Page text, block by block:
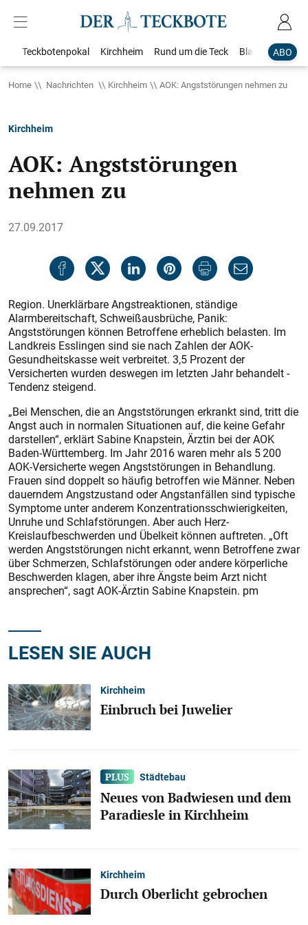
ABO
Teckbotenpokal Kirchheim Rund um die Teck Blaulicht
Home Nachrichten Kirchheim AOK: Angststörungen nehmen zu
Kirchheim
AOK: Angststörungen
nehmen zu
27.09.2017
Region. Unerklärbare Angstreaktionen, ständige
Alarmbereitschaft, Schweißausbrüche, Panik:
Angststörungen können Betroffene erheblich belasten. Im
Landkreis Esslingen sind sie nach Zahlen der AOK-
Gesundheitskasse weit verbreitet. 3,5 Prozent der
Versicherten wurden deswegen im letzten Jahr behandelt -
Tendenz steigend.
„Bei Menschen, die an Angststörungen erkrankt sind, tritt die
Angst auch in normalen Situationen auf, die keine Gefahr
darstellen“, erklärt Sabine Knapstein, Ärztin bei der AOK
Baden-Württemberg. Im Jahr 2016 waren mehr als 5 200
AOK-Versicherte wegen Angststörungen in Behandlung.
Frauen sind doppelt so häufig betroffen wie Männer. Neben
dauerndem Angstzustand oder Angstanfällen sind typische
Symptome unter anderem Konzentrationsschwierigkeiten,
Unruhe und Schlafstörungen. Aber auch Herz-
Kreislaufbeschwerden und Übelkeit können auftreten. „Oft
werden Angststörungen nicht erkannt, wenn Betroffene zwar
über Schmerzen, Schlafstörungen oder andere körperliche
Beschwerden klagen, aber ihre Ängste beim Arzt nicht
ansprechen“, sagt AOK-Ärztin Sabine Knapstein. pm
LESEN SIE AUCH
Kirchheim
Einbruch bei Juwelier
Städtebau
Neues von Badwiesen und dem
Paradiesle in Kirchheim
Kirchheim
Durch Oberlicht gebrochen